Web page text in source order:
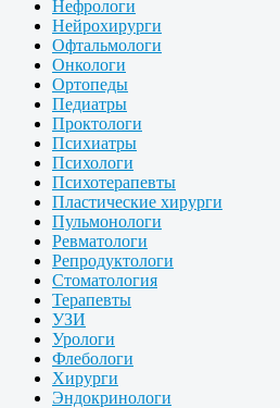
Нефрологи
Нейрохирурги
Офтальмологи
Онкологи
Ортопеды
Педиатры
Проктологи
Психиатры
Психологи
Психотерапевты
Пластические хирурги
Пульмонологи
Ревматологи
Репродуктологи
Стоматология
Терапевты
УЗИ
Урологи
Флебологи
Хирурги
Эндокринологи